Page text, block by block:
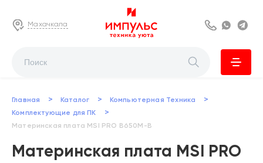
Махачкала 8 800 222 63
Главная > Каталог > Компьютерная Техника >
Комплектующие для ПК >
Материнская плата MSI PRO B650M-B
Материнская плата MSI PRO